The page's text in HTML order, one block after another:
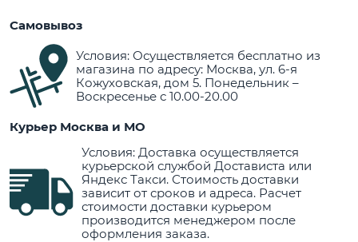
Самовывоз
Условия: Осуществляется бесплатно из
магазина по адресу: Москва, ул. 6-я
Кожуховская, дом 5. Понедельник –
Воскресенье с 10.00-20.00
Курьер Москва и МО
Условия: Доставка осуществляется
курьерской службой Достависта или
Яндекс Такси. Стоимость доставки
зависит от сроков и адреса. Расчет
стоимости доставки курьером
производится менеджером после
оформления заказа.